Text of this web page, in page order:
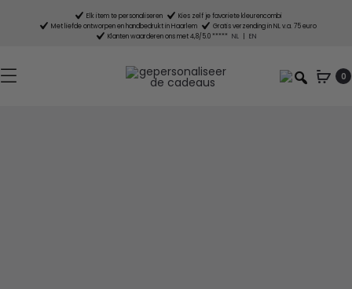
Elk item te personaliseren
Kies zelf je favoriete kleurencombi
Met liefde ontworpen en handbedrukt in Haarlem
Gratis verzending in NL v.a. 75 euro
Klanten waarderen ons met 4,8/5.0 ***** NL EN
0